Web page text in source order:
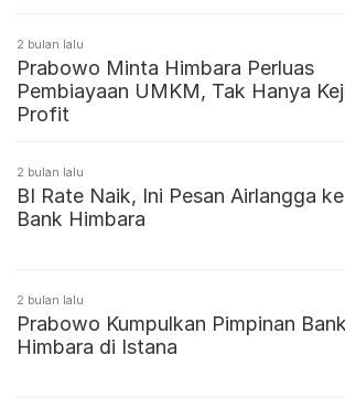
2 bulan lalu
Prabowo Minta Himbara Perluas
Pembiayaan UMKM, Tak Hanya
Profit
2 bulan lalu
BI Rate Naik, Ini Pesan Airlangga ke
Bank Himbara
2 bulan lalu
Prabowo Kumpulkan Pimpinan Bank
Himbara di Istana